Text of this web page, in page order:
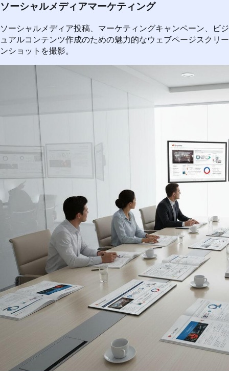
ソーシャルメディアマーケティング
ソーシャルメディア投稿、マーケティングキャンペーン、ビジ
ュアルコンテンツ作成のための魅力的なウェブページスクリー
ンショットを撮影。